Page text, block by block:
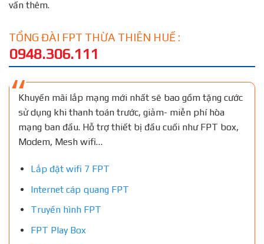
vấn thêm.
TỔNG ĐÀI FPT THỪA THIÊN HUẾ :
0948.306.111
Khuyến mãi lắp mạng mới nhất sẽ bao gồm tặng cước
sử dụng khi thanh toán trước, giảm- miễn phí hòa
mạng ban đầu. Hỗ trợ thiết bị đầu cuối như FPT box,
Modem, Mesh wifi…
Lắp đặt wifi 7 FPT
Internet cáp quang FPT
Truyền hình FPT
FPT Play Box